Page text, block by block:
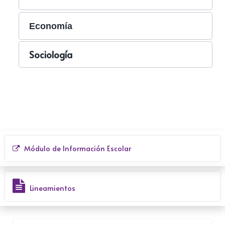
Economía
Sociología
Módulo de Información Escolar
Lineamientos